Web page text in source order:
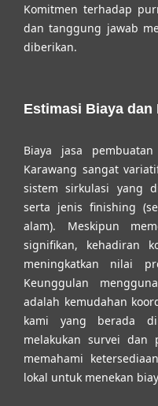
Komitmen terhadap
dan tanggung jawab
diberikan.
Estimasi Biaya
Biaya jasa
Karawang sangat
sistem sirkulasi yang
serta jenis finishing
alam). Meskipun
signifikan, kehadiran
meningkatkan nilai
Keunggulan
adalah kemudahan
kami yang berada
melakukan survei dan
memahami
lokal untuk menekan